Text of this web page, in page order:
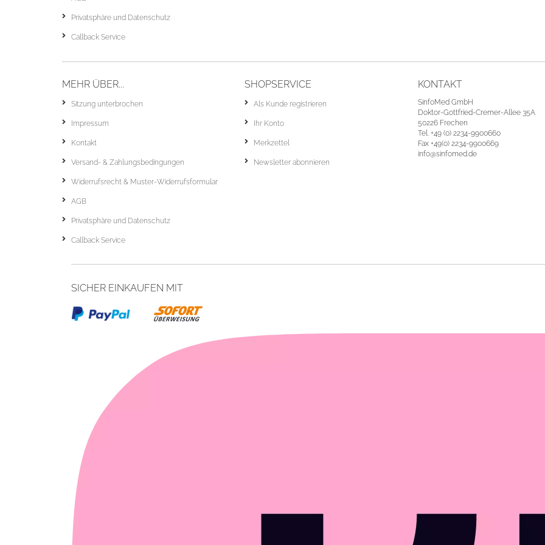
Privatsphäre und Datenschutz
Callback Service
MEHR ÜBER...
Sitzung unterbrochen
Impressum
Kontakt
Versand- & Zahlungsbedingungen
Widerrufsrecht & Muster-Widerrufsformular
AGB
Privatsphäre und Datenschutz
Callback Service
SHOPSERVICE
Als Kunde registrieren
Ihr Konto
Merkzettel
Newsletter abonnieren
KONTAKT
SinfoMed GmbH
Doktor-Gottfried-Cremer-Allee 35A
50226 Frechen
Tel. +49 (0) 2234-9900660
Fax +49(0) 2234-9900669
info@sinfomed.de
SICHER EINKAUFEN MIT